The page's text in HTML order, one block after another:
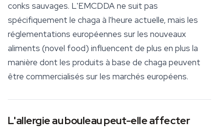
conks sauvages. L'EMCDDA ne suit pas
spécifiquement le chaga à l'heure actuelle, mais les
réglementations européennes sur les nouveaux
aliments (novel food) influencent de plus en plus la
manière dont les produits à base de chaga peuvent
être commercialisés sur les marchés européens.
L'allergie au bouleau peut-elle affecter